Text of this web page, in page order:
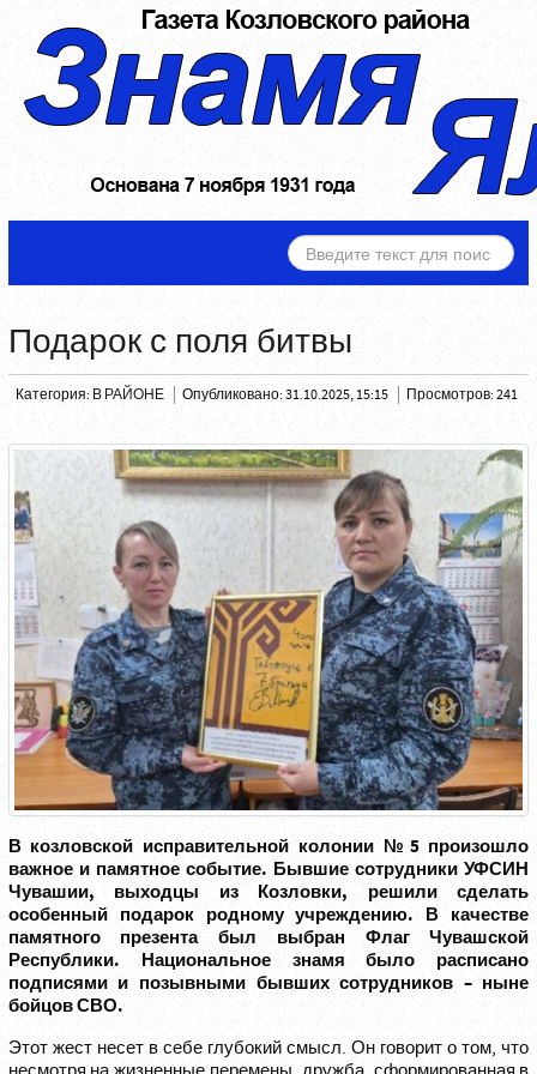
ИСКАТЬ...
Подарок с поля битвы
Категория: В РАЙОНЕ Опубликовано: 31.10.2025, 15:15 Просмотров: 241
В козловской исправительной колонии №5 произошло
важное и памятное событие. Бывшие сотрудники УФСИН
Чувашии, выходцы из Козловки, решили сделать
особенный подарок родному учреждению. В качестве
памятного презента был выбран Флаг Чувашской
Республики. Национальное знамя было расписано
подписями и позывными бывших сотрудников – ныне
бойцов СВО.
Этот жест несет в себе глубокий смысл. Он говорит о том, что